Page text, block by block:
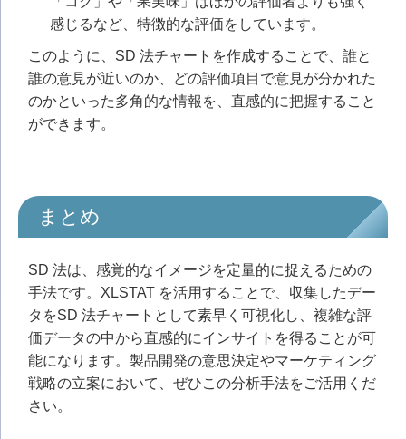
感じるなど、特徴的な評価をしています。
このように、SD 法チャートを作成することで、誰と
誰の意見が近いのか、どの評価項目で意見が分かれた
のかといった多角的な情報を、直感的に把握すること
ができます。
まとめ
SD 法は、感覚的なイメージを定量的に捉えるための
手法です。XLSTAT を活用することで、収集したデー
タをSD 法チャートとして素早く可視化し、複雑な評
価データの中から直感的にインサイトを得ることが可
能になります。製品開発の意思決定やマーケティング
戦略の立案において、ぜひこの分析手法をご活用くだ
さい。